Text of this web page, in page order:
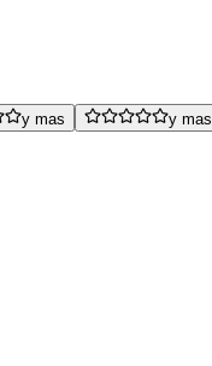
y mas y mas